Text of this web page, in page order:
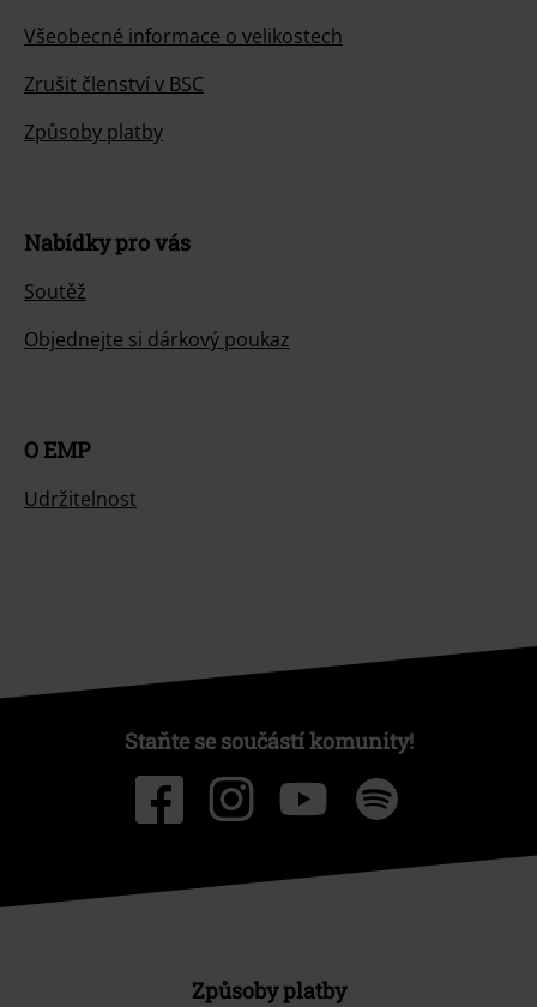
Všeobecné informace o velikostech
Zrušit členství v BSC
Způsoby platby
Nabídky pro vás
Soutěž
Objednejte si dárkový poukaz
O EMP
Udržitelnost
Staňte se součástí komunity!
Způsoby platby